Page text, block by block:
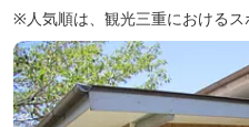
※人気順は、観光三重における